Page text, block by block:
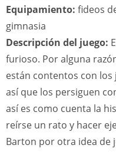
Equipamiento: fideos
gimnasia
Descripción del juego:
furioso. Por alguna
están contentos con
así que los persiguen
así es como cuenta la
reírse un rato y hacer
Barton por otra idea de